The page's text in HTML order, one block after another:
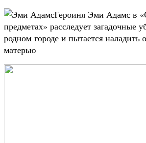
Героиня Эми Адамс в
предметах» расследует загадочные
родном городе и пытается наладить
матерью